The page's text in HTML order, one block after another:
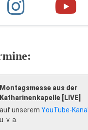
Montagsmesse aus der
Katharinenkapelle [LIVE]
auf unserem YouTube-Kanal
u. v. a.